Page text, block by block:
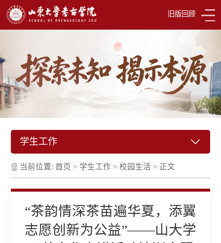
旧版回顾
学生工作
当前位置:首页 > 学生工作 >校园生活 > 正文
“茶韵情深茶苗遍华夏，添翼
志愿创新为公益”——山大学